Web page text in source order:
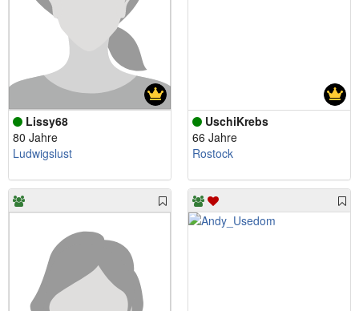
Lissy68
80 Jahre
Ludwigslust
UschiKrebs
66 Jahre
Rostock